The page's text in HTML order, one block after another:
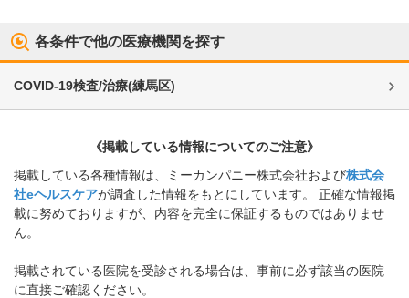
各条件で他の医療機関を探す
COVID-19検査/治療(練馬区)
《掲載している情報についてのご注意》
掲載している各種情報は、ミーカンパニー株式会社および株式会
社eヘルスケアが調査した情報をもとにしています。 正確な情報掲
載に努めておりますが、内容を完全に保証するものではありませ
ん。
掲載されている医院を受診される場合は、事前に必ず該当の医院
に直接ご確認ください。